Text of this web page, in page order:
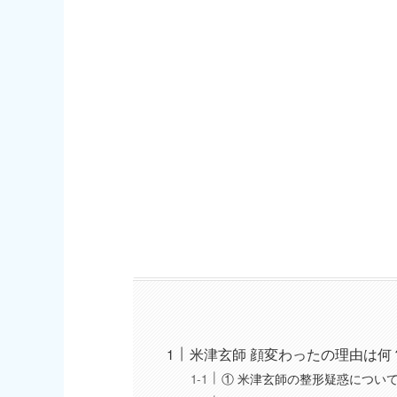
米津玄師 顔変わったの理由は何
① 米津玄師の整形疑惑について